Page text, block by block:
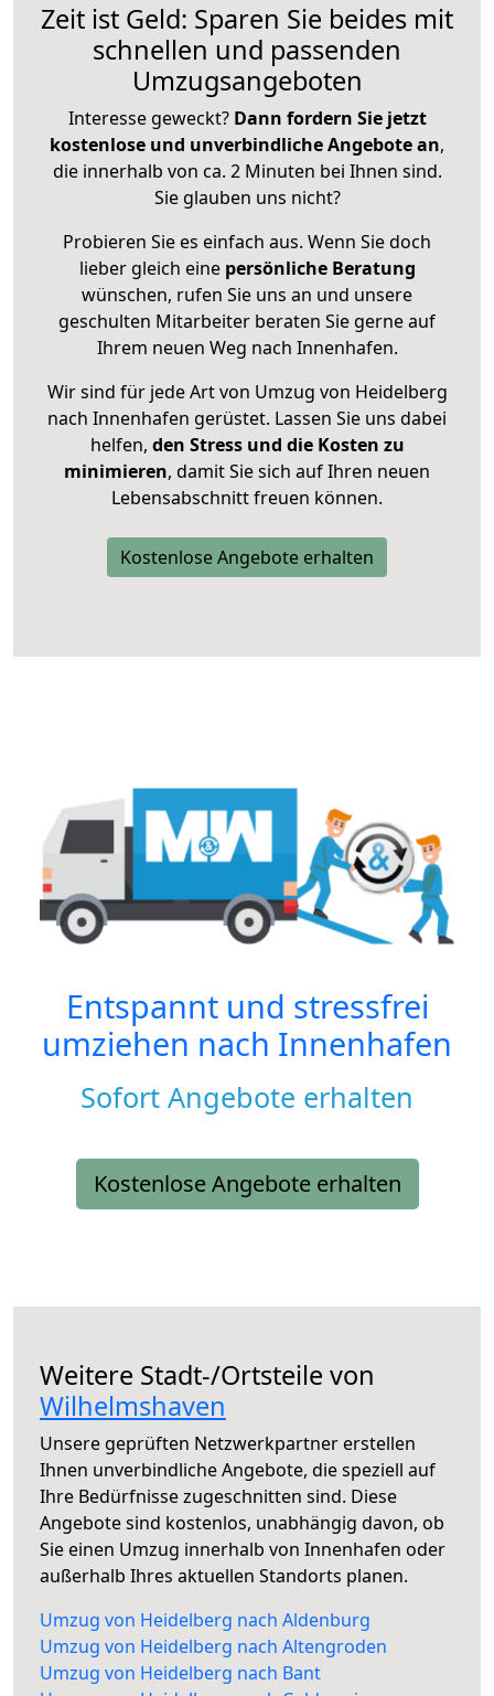
Zeit ist Geld: Sparen Sie beides mit
schnellen und passenden
Umzugsangeboten
Interesse geweckt? Dann fordern Sie jetzt
kostenlose und unverbindliche Angebote an,
die innerhalb von ca. 2 Minuten bei Ihnen sind.
Sie glauben uns nicht?
Probieren Sie es einfach aus. Wenn Sie doch
lieber gleich eine persönliche Beratung
wünschen, rufen Sie uns an und unsere
geschulten Mitarbeiter beraten Sie gerne auf
Ihrem neuen Weg nach Innenhafen.
Wir sind für jede Art von Umzug von Heidelberg
nach Innenhafen gerüstet. Lassen Sie uns dabei
helfen, den Stress und die Kosten zu
minimieren, damit Sie sich auf Ihren neuen
Lebensabschnitt freuen können.
Kostenlose Angebote erhalten
Entspannt und stressfrei
umziehen nach Innenhafen
Sofort Angebote erhalten
Kostenlose Angebote erhalten
Weitere Stadt-/Ortsteile von
Wilhelmshaven
Unsere geprüften Netzwerkpartner erstellen
Ihnen unverbindliche Angebote, die speziell auf
Ihre Bedürfnisse zugeschnitten sind. Diese
Angebote sind kostenlos, unabhängig davon, ob
Sie einen Umzug innerhalb von Innenhafen oder
außerhalb Ihres aktuellen Standorts planen.
Umzug von Heidelberg nach Aldenburg
Umzug von Heidelberg nach Altengroden
Umzug von Heidelberg nach Bant